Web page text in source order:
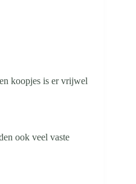
koopjes is er vrijwel
ook veel vaste